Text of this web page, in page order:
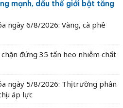
mạnh, dầu thế giới bật tăng
ngày 6/8/2026: Vàng, cà phê
đứng 35 tấn heo nhiễm chất
ngày 5/8/2026: Thị trường phân
áp lực